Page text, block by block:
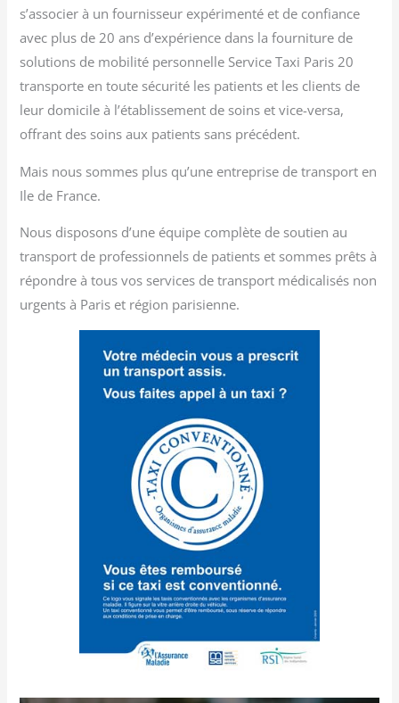
s’associer à un fournisseur expérimenté et de confiance
avec plus de 20 ans d’expérience dans la fourniture de
solutions de mobilité personnelle Service Taxi Paris 20
transporte en toute sécurité les patients et les clients de
leur domicile à l’établissement de soins et vice-versa,
offrant des soins aux patients sans précédent.
Mais nous sommes plus qu’une entreprise de transport en
Ile de France.
Nous disposons d’une équipe complète de soutien au
transport de professionnels de patients et sommes prêts à
répondre à tous vos services de transport médicalisés non
urgents à Paris et région parisienne.